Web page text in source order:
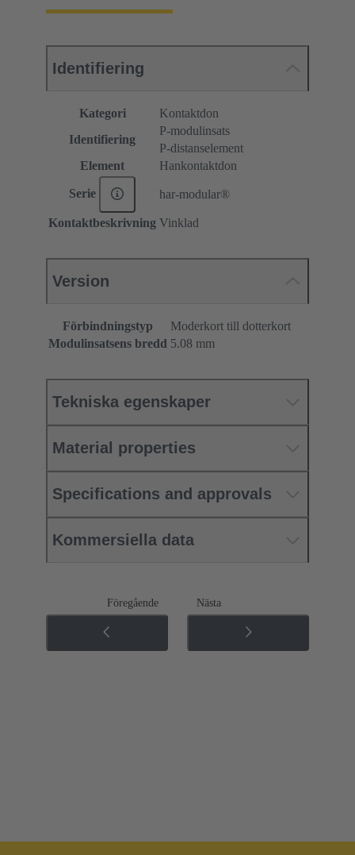
Identifiering
Kategori
Kontaktdon
Identifiering
P-modulinsats
P-distanselement
Element
Hankontaktdon
Serie har-modular®
Kontaktbeskrivning Vinklad
Version
Förbindningstyp
Moderkort till dotterkort
Modulinsatsens bredd 5.08 mm
Tekniska egenskaper
Material properties
Specifications and approvals
Kommersiella data
Föregående Nästa